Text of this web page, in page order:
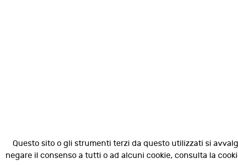
Questo sito o gli strumenti terzi da questo utilizzati si
negare il consenso a tutti o ad alcuni cookie, consulta la